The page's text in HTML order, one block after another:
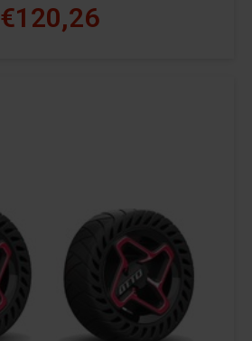
€120,26